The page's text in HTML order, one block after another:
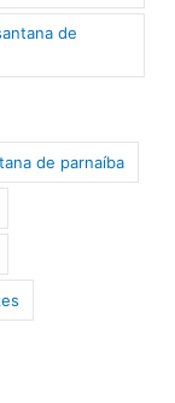
de
de parnaíba